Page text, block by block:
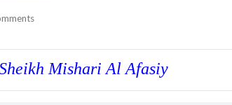
Mishari Al Afasiy